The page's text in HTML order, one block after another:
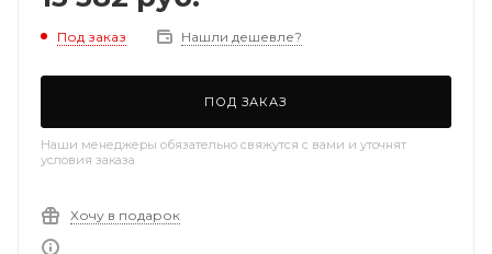
Под заказ Нашли дешевле?
ПОД ЗАКАЗ
Наши менеджеры обязательно свяжутся с вами и уточнят
условия заказа
Хочу в подарок